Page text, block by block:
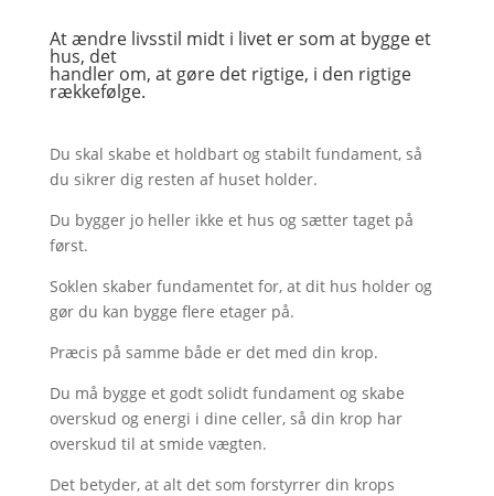
At ændre livsstil midt i livet er som at bygge et
hus, det
handler om, at gøre det rigtige, i den rigtige
rækkefølge.
Du skal skabe et holdbart og stabilt fundament, så
du sikrer dig resten af huset holder.
Du bygger jo heller ikke et hus og sætter taget på
først.
Soklen skaber fundamentet for, at dit hus holder og
gør du kan bygge flere etager på.
Præcis på samme både er det med din krop.
Du må bygge et godt solidt fundament og skabe
overskud og energi i dine celler, så din krop har
overskud til at smide vægten.
Det betyder, at alt det som forstyrrer din krops